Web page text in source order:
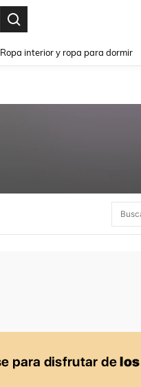
Ropa interior y ropa para dormir